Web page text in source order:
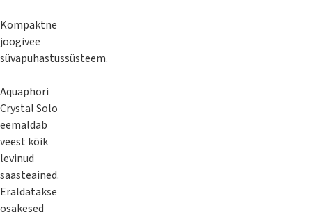
Kompaktne
joogivee
süvapuhastussüsteem.
Aquaphori
Crystal Solo
eemaldab
veest kõik
levinud
saasteained.
Eraldatakse
osakesed